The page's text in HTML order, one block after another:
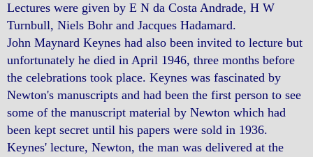
Lectures were given by E N da Costa Andrade, H W
Turnbull, Niels Bohr and Jacques Hadamard.
John Maynard Keynes had also been invited to lecture but
unfortunately he died in April 1946, three months before
the celebrations took place. Keynes was fascinated by
Newton's manuscripts and had been the first person to see
some of the manuscript material by Newton which had
been kept secret until his papers were sold in 1936.
Keynes' lecture, Newton, the man was delivered at the